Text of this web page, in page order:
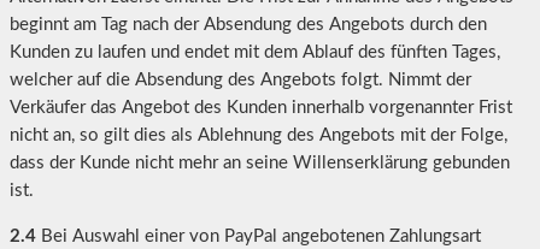
beginnt am Tag nach der Absendung des Angebots durch den
Kunden zu laufen und endet mit dem Ablauf des fünften Tages,
welcher auf die Absendung des Angebots folgt. Nimmt der
Verkäufer das Angebot des Kunden innerhalb vorgenannter Frist
nicht an, so gilt dies als Ablehnung des Angebots mit der Folge,
dass der Kunde nicht mehr an seine Willenserklärung gebunden
ist.
2.4 Bei Auswahl einer von PayPal angebotenen Zahlungsart